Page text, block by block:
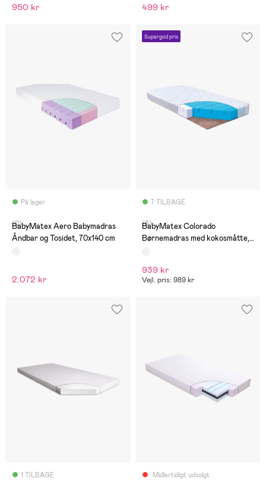
950 kr 499 kr
På lager
(0)
BabyMatex Aero Babymadras
Åndbar og Tosidet, 70x140 cm
2.072 kr
Supergod pris
7 TILBAGE
(6)
BabyMatex Colorado
Børnemadras med kokosmåtte,
939 kr
Vejl. pris: 989 kr
1 TILBAGE Midlertidigt udsolgt